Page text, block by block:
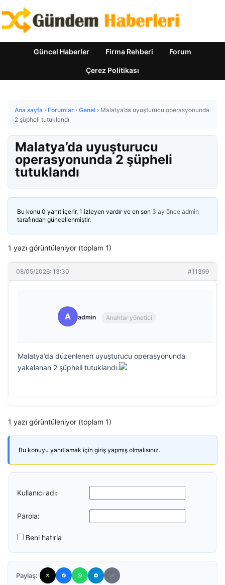
Güncel Haberler Firma Rehberi Forum
Çerez Politikası
Ana sayfa › Forumlar › Genel › Malatya’da uyuşturucu operasyonunda
2 şüpheli tutuklandı
Malatya’da uyuşturucu
operasyonunda 2 şüpheli
tutuklandı
Bu konu 0 yanıt içerir, 1 izleyen vardır ve en son 3 ay önce admin
tarafından güncellenmiştir.
1 yazı görüntüleniyor (toplam 1)
08/05/2026: 13:30 #11399
A admin Anahtar yönetici
Malatya’da düzenlenen uyuşturucu operasyonunda
yakalanan 2 şüpheli tutuklandı.
1 yazı görüntüleniyor (toplam 1)
Bu konuyu yanıtlamak için giriş yapmış olmalısınız.
Kullanıcı adı:
Parola:
Beni hatırla
Paylaş: